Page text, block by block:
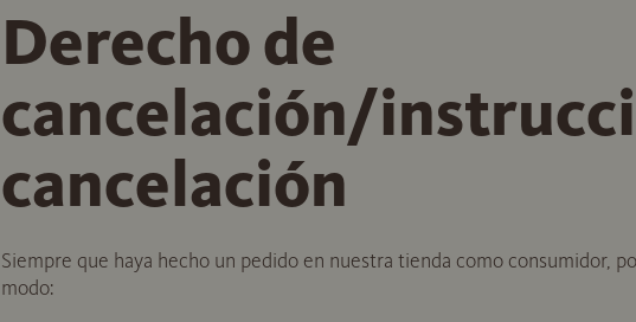
Derecho de
cancelación/
cancelación
Siempre que haya hecho un pedido en nuestra tienda como consumidor,
modo: